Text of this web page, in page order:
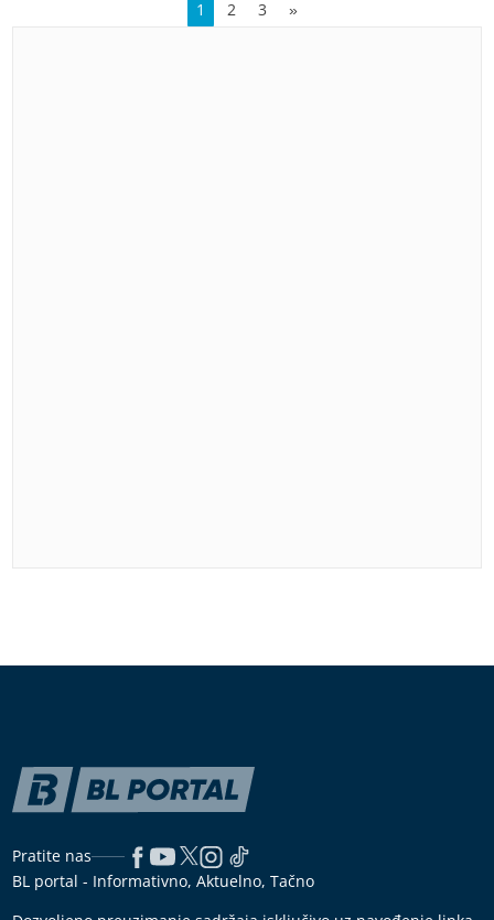
1 2 3 »
Pratite nas
BL portal - Informativno, Aktuelno, Tačno